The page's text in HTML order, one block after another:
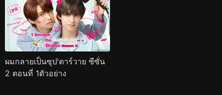
ผมกลายเป็นซุป'ตาร์วาย ซีซั่น
2 ตอนที่ 1ตัวอย่าง